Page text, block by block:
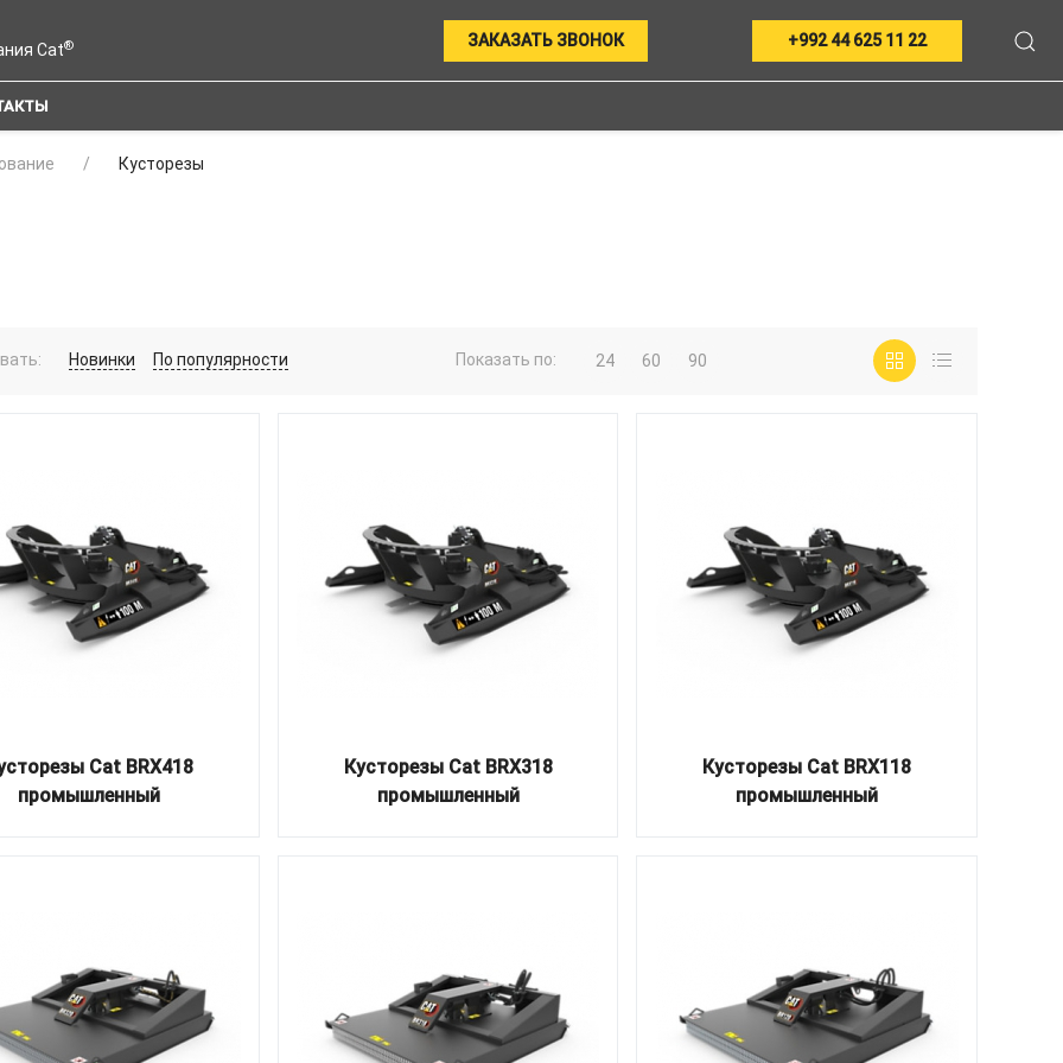
Cat® ЗАКАЗАТЬ ЗВОНОК +992 44 625 11 22
Кусторезы
Новинки По популярности Показать по: 24 60 90
Cat BRX418
промышленный
Кусторезы Cat BRX318
промышленный
Кусторезы Cat BRX118
промышленный